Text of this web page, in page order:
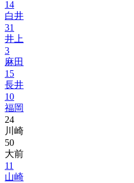
14
白井
31
井上
3
麻田
15
長井
10
福岡
24
川崎
50
大前
11
山崎